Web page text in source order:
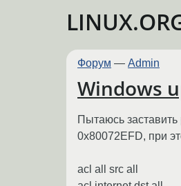
Форум — Admin
Windows
Пытаюсь
0x80072EFD, при
acl all src all